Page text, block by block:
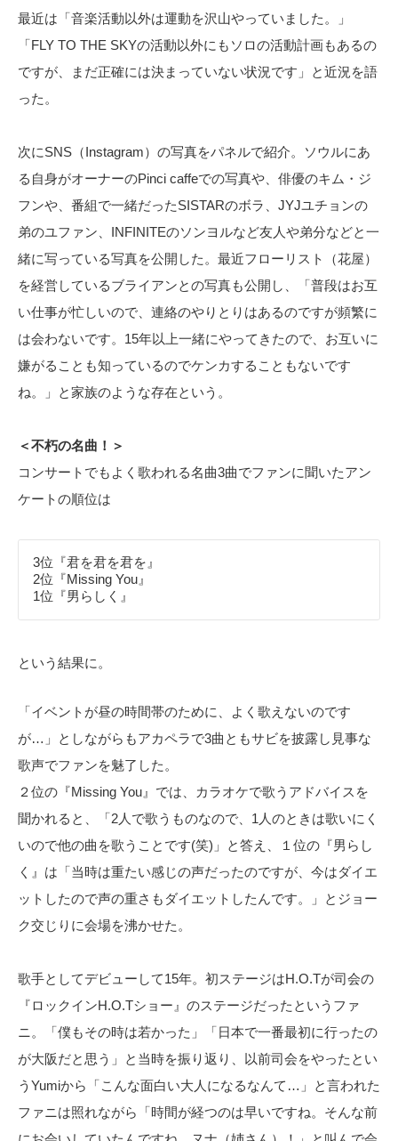
最近は「音楽活動以外は運動を沢山やっていました。」
「FLY TO THE SKYの活動以外にもソロの活動計画もあるの
ですが、まだ正確には決まっていない状況です」と近況を語
った。
次にSNS（Instagram）の写真をパネルで紹介。ソウルにあ
る自身がオーナーのPinci caffeでの写真や、俳優のキム・ジ
フンや、番組で一緒だったSISTARのボラ、JYJユチョンの
弟のユファン、INFINITEのソンヨルなど友人や弟分などと一
緒に写っている写真を公開した。最近フローリスト（花屋）
を経営しているブライアンとの写真も公開し、「普段はお互
い仕事が忙しいので、連絡のやりとりはあるのですが頻繁に
は会わないです。15年以上一緒にやってきたので、お互いに
嫌がることも知っているのでケンカすることもないです
ね。」と家族のような存在という。
＜不朽の名曲！＞
コンサートでもよく歌われる名曲3曲でファンに聞いたアン
ケートの順位は
3位『君を君を君を』
2位『Missing You』
1位『男らしく』
という結果に。
「イベントが昼の時間帯のために、よく歌えないのです
が…」としながらもアカペラで3曲ともサビを披露し見事な
歌声でファンを魅了した。
２位の『Missing You』では、カラオケで歌うアドバイスを
聞かれると、「2人で歌うものなので、1人のときは歌いにく
いので他の曲を歌うことです(笑)」と答え、１位の『男らし
く』は「当時は重たい感じの声だったのですが、今はダイエ
ットしたので声の重さもダイエットしたんです。」とジョー
ク交じりに会場を沸かせた。
歌手としてデビューして15年。初ステージはH.O.Tが司会の
『ロックインH.O.Tショー』のステージだったというファ
ニ。「僕もその時は若かった」「日本で一番最初に行ったの
が大阪だと思う」と当時を振り返り、以前司会をやったとい
うYumiから「こんな面白い大人になるなんて…」と言われた
ファニは照れながら「時間が経つのは早いですね。そんな前